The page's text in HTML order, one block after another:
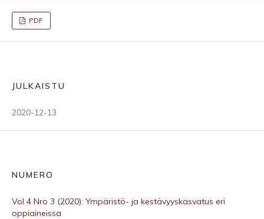
PDF
JULKAISTU
2020-12-13
NUMERO
Vol 4 Nro 3 (2020): Ympäristö- ja kestävyyskasvatus eri
oppiaineissa